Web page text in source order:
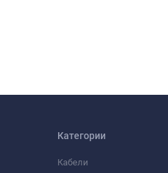
Категории
Кабели